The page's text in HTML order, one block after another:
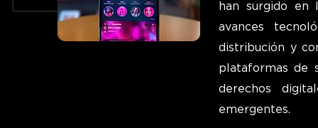
han surgido en
avances
distribución y
plataformas de
derechos
emergentes.